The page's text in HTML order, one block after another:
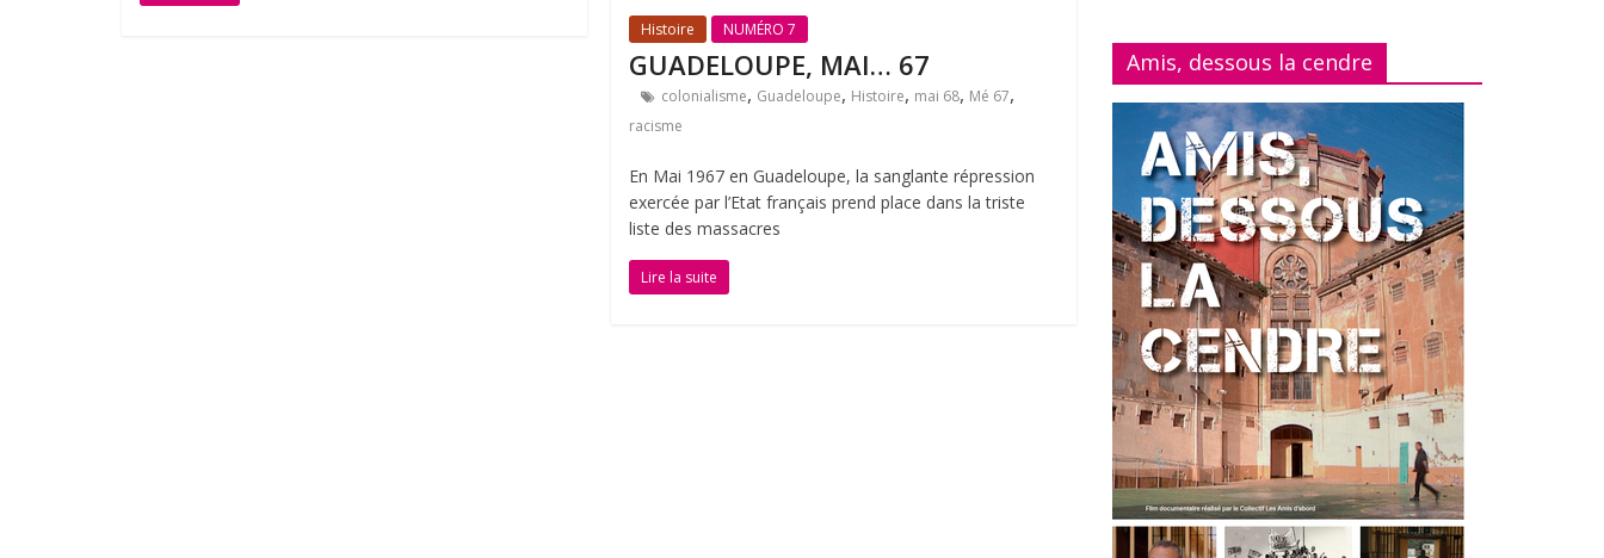
Histoire
NUMÉRO 7
GUADELOUPE, MAI… 67
colonialisme, Guadeloupe, Histoire, mai 68, Mé 67,
racisme
En Mai 1967 en Guadeloupe, la sanglante répression
exercée par l’Etat français prend place dans la triste
liste des massacres
Lire la suite
Amis, dessous la cendre